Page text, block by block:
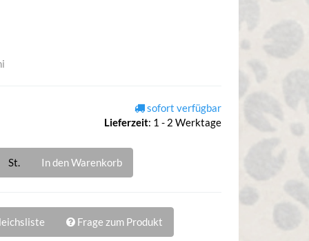
sofort verfügbar
Lieferzeit: 1 - 2 Werktage
St. In den Warenkorb
Frage zum Produkt